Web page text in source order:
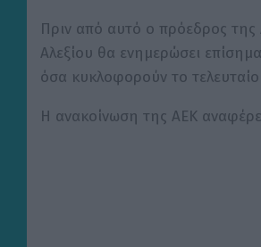
Πριν από αυτό ο πρόεδρος της
Αλεξίου θα ενημερώσει
όσα κυκλοφορούν το
Η ανακοίνωση της ΑΕΚ